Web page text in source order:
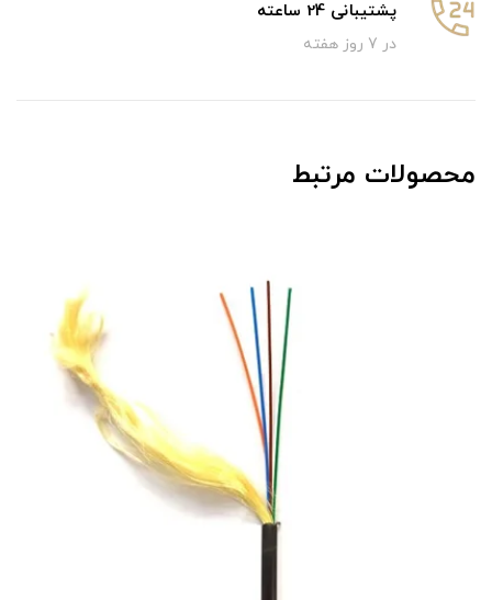
پشتیبانی 24 ساعته
در 7 روز هفته
محصولات مرتبط